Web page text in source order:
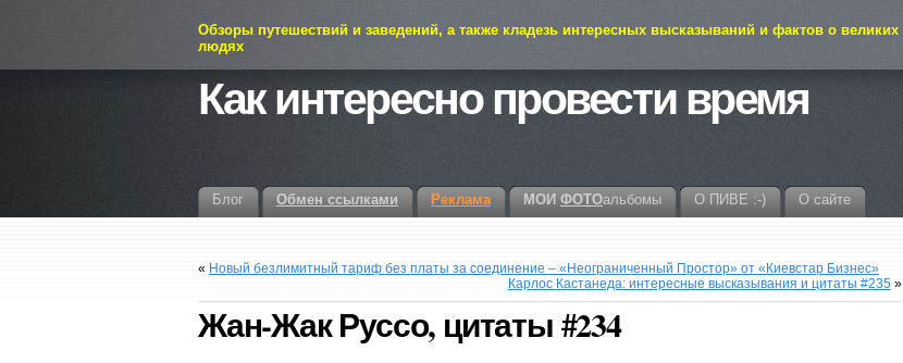
Обзоры путешествий и заведений, а также кладезь интересных высказываний и фактов о великих
людях
Как интересно провести время
Блог Обмен ссылками Реклама МОИ ФОТОальбомы О ПИВЕ :-) О сайте
« Новый безлимитный тариф без платы за соединение – «Неограниченный Простор» от «Киевстар Бизнес»
Карлос Кастанеда: интересные высказывания и цитаты #235»
Жан-Жак Руссо, цитаты #234